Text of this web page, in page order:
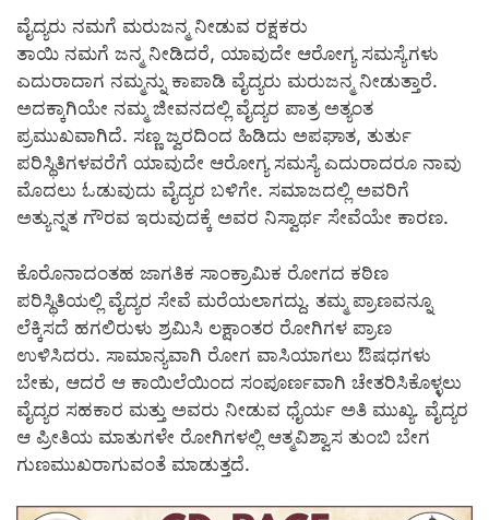
ವೈದ್ಯರು ನಮಗೆ ಮರುಜನ್ಮ ನೀಡುವ ರಕ್ಷಕರು
ತಾಯಿ ನಮಗೆ ಜನ್ಮ ನೀಡಿದರೆ, ಯಾವುದೇ ಆರೋಗ್ಯ ಸಮಸ್ಯೆಗಳು
ಎದುರಾದಾಗ ನಮ್ಮನ್ನು ಕಾಪಾಡಿ ವೈದ್ಯರು ಮರುಜನ್ಮ ನೀಡುತ್ತಾರೆ.
ಅದಕ್ಕಾಗಿಯೇ ನಮ್ಮ ಜೀವನದಲ್ಲಿ ವೈದ್ಯರ ಪಾತ್ರ ಅತ್ಯಂತ
ಪ್ರಮುಖವಾಗಿದೆ. ಸಣ್ಣ ಜ್ವರದಿಂದ ಹಿಡಿದು ಅಪಘಾತ, ತುರ್ತು
ಪರಿಸ್ಥಿತಿಗಳವರೆಗೆ ಯಾವುದೇ ಆರೋಗ್ಯ ಸಮಸ್ಯೆ ಎದುರಾದರೂ ನಾವು
ಮೊದಲು ಓಡುವುದು ವೈದ್ಯರ ಬಳಿಗೇ. ಸಮಾಜದಲ್ಲಿ ಅವರಿಗೆ
ಅತ್ಯುನ್ನತ ಗೌರವ ಇರುವುದಕ್ಕೆ ಅವರ ನಿಸ್ವಾರ್ಥ ಸೇವೆಯೇ ಕಾರಣ.
ಕೊರೊನಾದಂತಹ ಜಾಗತಿಕ ಸಾಂಕ್ರಾಮಿಕ ರೋಗದ ಕಠಿಣ
ಪರಿಸ್ಥಿತಿಯಲ್ಲಿ ವೈದ್ಯರ ಸೇವೆ ಮರೆಯಲಾಗದ್ದು. ತಮ್ಮ ಪ್ರಾಣವನ್ನೂ
ಲೆಕ್ಕಿಸದೆ ಹಗಲಿರುಳು ಶ್ರಮಿಸಿ ಲಕ್ಷಾಂತರ ರೋಗಿಗಳ ಪ್ರಾಣ
ಉಳಿಸಿದರು. ಸಾಮಾನ್ಯವಾಗಿ ರೋಗ ವಾಸಿಯಾಗಲು ಔಷಧಗಳು
ಬೇಕು, ಆದರೆ ಆ ಕಾಯಿಲೆಯಿಂದ ಸಂಪೂರ್ಣವಾಗಿ ಚೇತರಿಸಿಕೊಳ್ಳಲು
ವೈದ್ಯರ ಸಹಕಾರ ಮತ್ತು ಅವರು ನೀಡುವ ಧೈರ್ಯ ಅತಿ ಮುಖ್ಯ. ವೈದ್ಯರ
ಆ ಪ್ರೀತಿಯ ಮಾತುಗಳೇ ರೋಗಿಗಳಲ್ಲಿ ಆತ್ಮವಿಶ್ವಾಸ ತುಂಬಿ ಬೇಗ
ಗುಣಮುಖರಾಗುವಂತೆ ಮಾಡುತ್ತದೆ.